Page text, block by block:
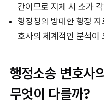
간이므로 지체 시 소가
행정청의 방대한 행정
호사의 체계적인 분석이
행정소송 변호사
무엇이 다를까?